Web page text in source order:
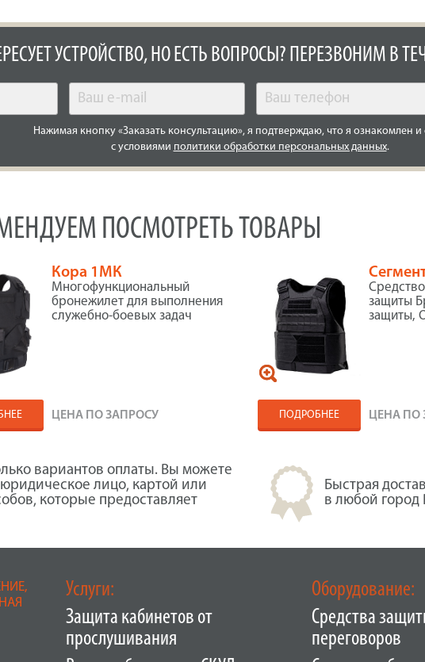
УСТРОЙСТВО, НО ЕСТЬ ВОПРОСЫ? ПЕРЕЗВОНИМ В
Нажимая кнопку «Заказать консультацию», я подтверждаю, что я ознакомлен и
с условиями политики обработки персональных данных.
ПОСМОТРЕТЬ ТОВАРЫ
Кора 1МК
Многофункциональный
бронежилет для выполнения
служебно-боевых задач
ЦЕНА ПО ЗАПРОСУ
защиты
защиты,
ПОДРОБНЕЕ ЦЕНА ПО
вариантов оплаты. Вы можете
юридическое лицо, картой или
которые предоставляет
Быстрая
в любой город
Услуги:
Защита кабинетов от
прослушивания
Оборудование:
Средства
переговоров